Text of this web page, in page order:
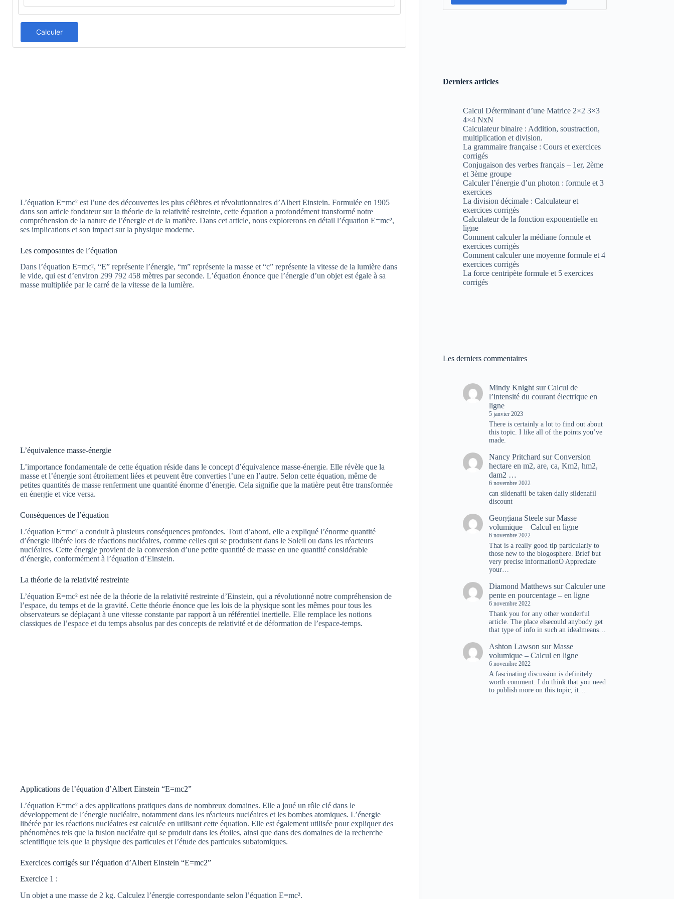
Calculer
L’équation E=mc² est l’une des découvertes les plus célèbres et révolutionnaires d’Albert Einstein. Formulée en 1905
dans son article fondateur sur la théorie de la relativité restreinte, cette équation a profondément transformé notre
compréhension de la nature de l’énergie et de la matière. Dans cet article, nous explorerons en détail l’équation E=mc²,
ses implications et son impact sur la physique moderne.
Les composantes de l’équation
Dans l’équation E=mc², “E” représente l’énergie, “m” représente la masse et “c” représente la vitesse de la lumière dans
le vide, qui est d’environ 299 792 458 mètres par seconde. L’équation énonce que l’énergie d’un objet est égale à sa
masse multipliée par le carré de la vitesse de la lumière.
L’équivalence masse-énergie
L’importance fondamentale de cette équation réside dans le concept d’équivalence masse-énergie. Elle révèle que la
masse et l’énergie sont étroitement liées et peuvent être converties l’une en l’autre. Selon cette équation, même de
petites quantités de masse renferment une quantité énorme d’énergie. Cela signifie que la matière peut être transformée
en énergie et vice versa.
Conséquences de l’équation
L’équation E=mc² a conduit à plusieurs conséquences profondes. Tout d’abord, elle a expliqué l’énorme quantité
d’énergie libérée lors de réactions nucléaires, comme celles qui se produisent dans le Soleil ou dans les réacteurs
nucléaires. Cette énergie provient de la conversion d’une petite quantité de masse en une quantité considérable
d’énergie, conformément à l’équation d’Einstein.
La théorie de la relativité restreinte
L’équation E=mc² est née de la théorie de la relativité restreinte d’Einstein, qui a révolutionné notre compréhension de
l’espace, du temps et de la gravité. Cette théorie énonce que les lois de la physique sont les mêmes pour tous les
observateurs se déplaçant à une vitesse constante par rapport à un référentiel inertielle. Elle remplace les notions
classiques de l’espace et du temps absolus par des concepts de relativité et de déformation de l’espace-temps.
Applications de l’équation d’Albert Einstein “E=mc2”
L’équation E=mc² a des applications pratiques dans de nombreux domaines. Elle a joué un rôle clé dans le
développement de l’énergie nucléaire, notamment dans les réacteurs nucléaires et les bombes atomiques. L’énergie
libérée par les réactions nucléaires est calculée en utilisant cette équation. Elle est également utilisée pour expliquer des
phénomènes tels que la fusion nucléaire qui se produit dans les étoiles, ainsi que dans des domaines de la recherche
scientifique tels que la physique des particules et l’étude des particules subatomiques.
Exercices corrigés sur l’équation d’Albert Einstein “E=mc2”
Exercice 1 :
Un objet a une masse de 2 kg. Calculez l’énergie correspondante selon l’équation E=mc².
Derniers articles
Calcul Déterminant d’une Matrice 2×2 3×3
4×4 NxN
Calculateur binaire : Addition, soustraction,
multiplication et division.
La grammaire française : Cours et exercices
corrigés
Conjugaison des verbes français – 1er, 2ème
et 3ème groupe
Calculer l’énergie d’un photon : formule et 3
exercices
La division décimale : Calculateur et
exercices corrigés
Calculateur de la fonction exponentielle en
ligne
Comment calculer la médiane formule et
exercices corrigés
Comment calculer une moyenne formule et 4
exercices corrigés
La force centripète formule et 5 exercices
corrigés
Les derniers commentaires
Mindy Knight surCalcul de
l’intensité du courant électrique en
ligne
5 janvier 2023
There is certainly a lot to find out about
this topic. I like all of the points you’ve
made.
Nancy Pritchard surConversion
hectare en m2, are, ca, Km2, hm2,
dam2 …
6 novembre 2022
can sildenafil be taken daily sildenafil
discount
Georgiana Steele surMasse
volumique – Calcul en ligne
6 novembre 2022
That is a really good tip particularly to
those new to the blogosphere. Brief but
very precise informationÖ Appreciate
your…
Diamond Matthews surCalculer une
pente en pourcentage – en ligne
6 novembre 2022
Thank you for any other wonderful
article. The place elsecould anybody get
that type of info in such an idealmeans…
Ashton Lawson surMasse
volumique – Calcul en ligne
6 novembre 2022
A fascinating discussion is definitely
worth comment. I do think that you need
to publish more on this topic, it…